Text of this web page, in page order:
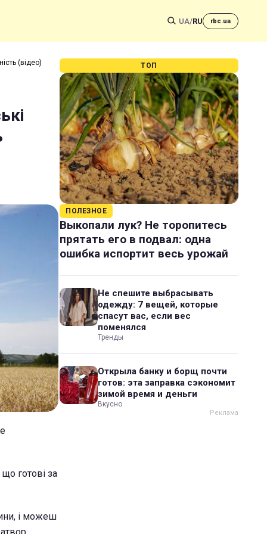
UA/RU rbc.ua
(відео)
що готові за
і можеш
ТОП
ПОЛЕЗНОЕ
Выкопали лук? Не торопитесь
прятать его в подвал: одна
ошибка испортит весь урожай
Не спешите выбрасывать
одежду: 7 вещей, которые
спасут вас, если вес
поменялся
Тренды
Открыла банку и борщ почти
готов: эта заправка сэкономит
зимой время и деньги
Вкусно